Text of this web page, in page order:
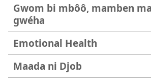
Gwom bi mbôô, mamben
gwéha
Emotional Health
Maada ni Djob